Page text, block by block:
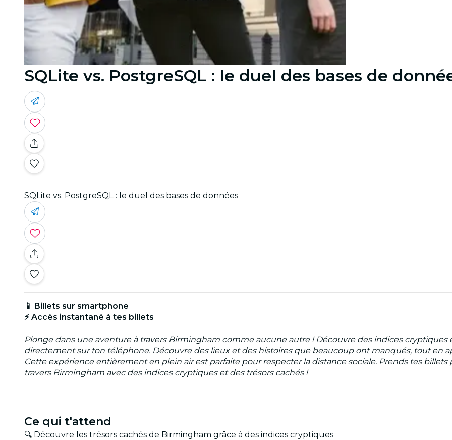
SQLite vs. PostgreSQL : le duel des bases de
SQLite vs. PostgreSQL : le duel des bases de données
📱 Billets sur smartphone
⚡ Accès instantané à tes billets
Plonge dans une aventure à travers Birmingham comme aucune autre ! Découvre des indices
directement sur ton téléphone. Découvre des lieux et des histoires que beaucoup ont manqués, tout en
Cette expérience entièrement en plein air est parfaite pour respecter la distance sociale. Prends tes
travers Birmingham avec des indices cryptiques et des trésors cachés !
Ce qui t'attend
🔍 Découvre les trésors cachés de Birmingham grâce à des indices cryptiques